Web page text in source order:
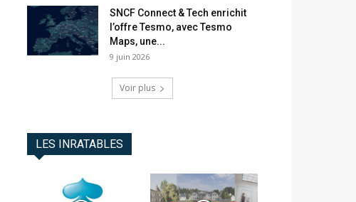
SNCF Connect & Tech enrichit
l’offre Tesmo, avec Tesmo
Maps, une...
9 juin 2026
Voir plus
LES INRATABLES